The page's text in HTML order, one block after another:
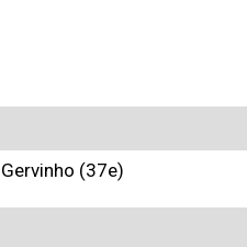
Gervinho (37e)